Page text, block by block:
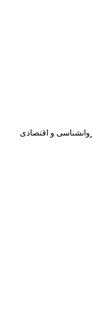
و اقتصادی